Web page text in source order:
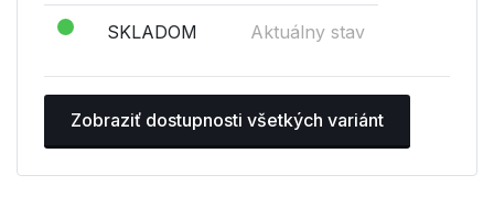
SKLADOM Aktuálny stav
Zobraziť dostupnosti všetkých variánt